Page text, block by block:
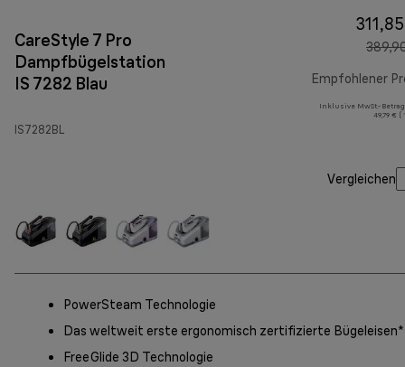
CareStyle 7 Pro
Dampfbügelstation
IS 7282 Blau
IS7282BL
Empfohlener
Inklusive MwSt.-
49,79 € (
Vergleichen
PowerSteam Technologie
Das weltweit erste ergonomisch zertifizierte Bügeleisen*
FreeGlide 3D Technologie